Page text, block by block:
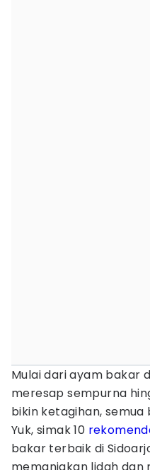
Mulai dari ayam bakar
meresap sempurna
bikin ketagihan, semua
Yuk, simak 10
bakar terbaik di